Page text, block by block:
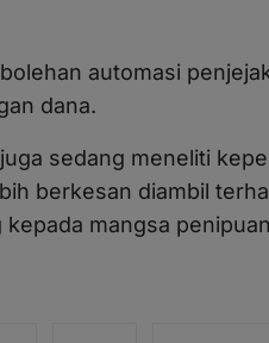
automasi
dana.
sedang meneliti
berkesan diambil
mangsa